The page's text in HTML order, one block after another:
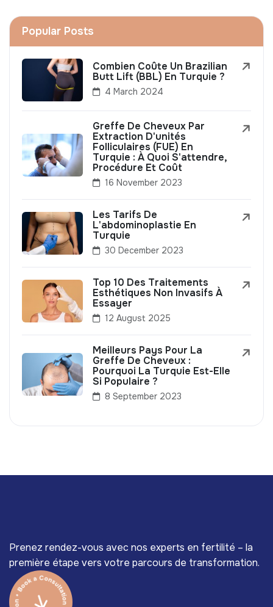
Popular Posts
Combien Coûte Un Brazilian
Butt Lift (BBL) En Turquie ?
4 March 2024
Greffe De Cheveux Par
Extraction D'unités
Folliculaires (FUE) En
Turquie : À Quoi S'attendre,
Procédure Et Coût
16 November 2023
Les Tarifs De
L'abdominoplastie En
Turquie
30 December 2023
Top 10 Des Traitements
Esthétiques Non Invasifs À
Essayer
12 August 2025
Meilleurs Pays Pour La
Greffe De Cheveux :
Pourquoi La Turquie Est-Elle
Si Populaire ?
8 September 2023
Prenez rendez-vous avec nos experts en fertilité – la
première étape vers votre parcours de transformation.